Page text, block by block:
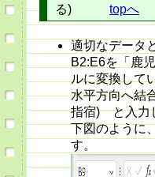
る)
topへ
適切なデータ
B2:E6を「鹿
ルに変換して
水平方向へ結
指宿) と入力
下図のように
す。